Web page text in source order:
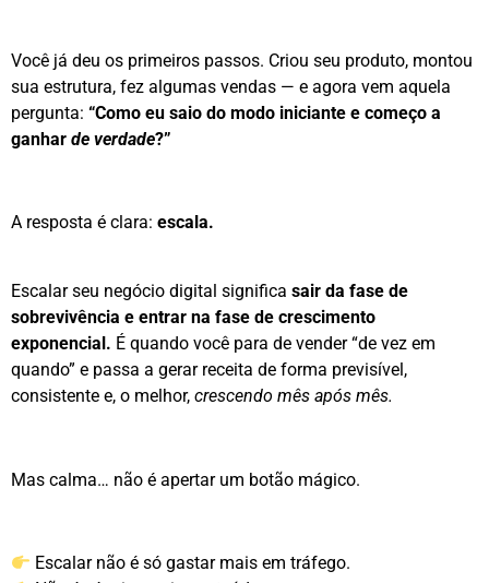
Você já deu os primeiros passos. Criou seu produto, montou
sua estrutura, fez algumas vendas — e agora vem aquela
pergunta: “Como eu saio do modo iniciante e começo a
ganhar de verdade?”
A resposta é clara: escala.
Escalar seu negócio digital significa sair da fase de
sobrevivência e entrar na fase de crescimento
exponencial. É quando você para de vender “de vez em
quando” e passa a gerar receita de forma previsível,
consistente e, o melhor, crescendo mês após mês.
Mas calma… não é apertar um botão mágico.
Escalar não é só gastar mais em tráfego.